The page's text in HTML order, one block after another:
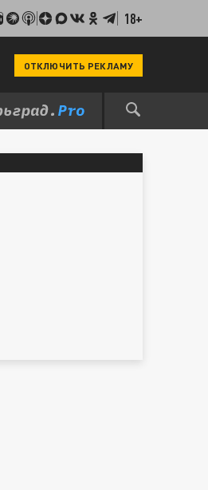
18+
ОТКЛЮЧИТЬ РЕКЛАМУ